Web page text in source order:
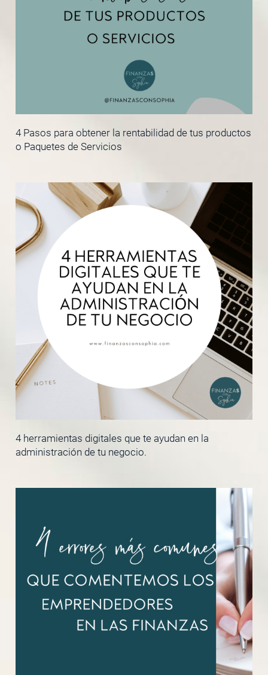
4 Pasos para obtener la rentabilidad de tus productos
o Paquetes de Servicios
4 herramientas digitales que te ayudan en la
administración de tu negocio.